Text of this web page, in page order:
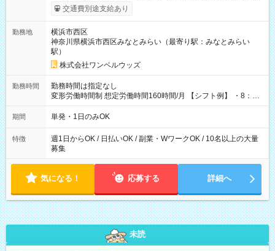
いOK！（規定あり） ┗働いたその日に現金GET♪ お仕事後はコ
ンビニATMから 日払い分を引き落とせます！ 【試用期間】試
交通費別途支給あり
勤務地
横浜市西区
神奈川県横浜市西区みなとみらい（最寄り駅：みなとみらい
駅）
株式会社ワンベルウッズ
勤務時間
勤務時間は指定なし
変形労働時間制 想定労働時間160時間/月 【シフト例】 ・8：00
～21：00
期間 単発・1日のみOK
特徴
週1日からOK / 日払いOK / 副業・WワークOK / 10名以上の大量
募集
気になる！ 応募する 詳細へ
未読